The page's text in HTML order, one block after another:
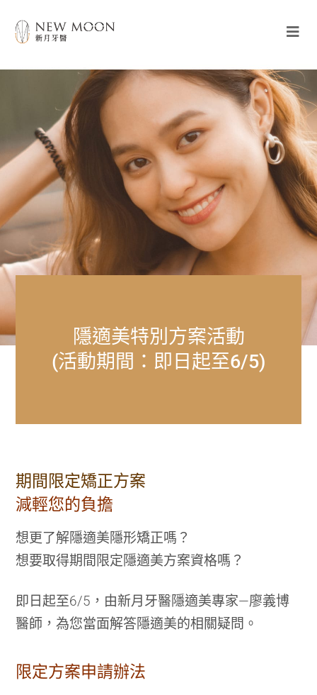
隱適美特別方案活動
(活動期間：即日起至6/5)
期間限定矯正方案
減輕您的負擔
想更了解隱適美隱形矯正嗎？
想要取得期間限定隱適美方案資格嗎？
即日起至6/5，由新月牙醫隱適美專家—廖義博
醫師，為您當面解答隱適美的相關疑問。
限定方案申請辦法